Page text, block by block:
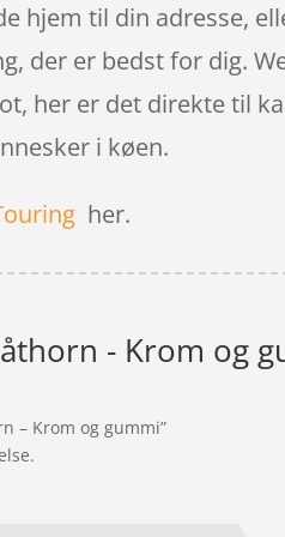
hjem til din adresse,
der er bedst for dig.
her er det direkte til
i køen.
her.
- Krom og
– Krom og gummi”